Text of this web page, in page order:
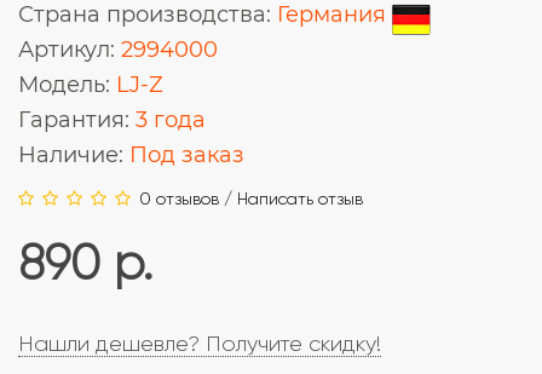
Страна производства: Германия
Артикул: 2994000
Модель: LJ-Z
Гарантия: 3 года
Наличие: Под заказ
0 отзывов / Написать отзыв
890 р.
Нашли дешевле? Получите скидку!